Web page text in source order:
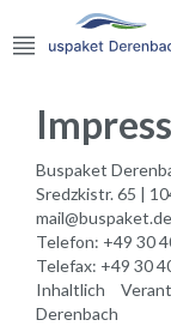
Buspaket
Sredzkistr. 65 |
mail@buspaket.de
Telefon: +49 30
Telefax: +49 30
Inhaltlich
Derenbach